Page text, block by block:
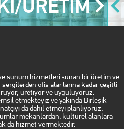
ÜRETİM
sunum hizmetleri sunan bir üretim ve
ofis alanlarına kadar çeşitli
üretiyor ve uyguluyoruz.
etmekteyiz ve yakında Birleşik
da dahil etmeyi planlıyoruz.
mekanlardan, kültürel alanlara
da hizmet vermektedir.